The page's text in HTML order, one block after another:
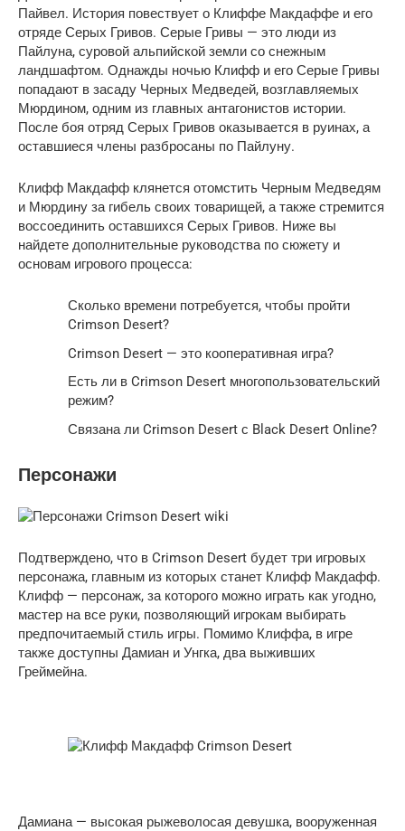
Пайвел. История повествует о Клиффе Макдаффе и его
отряде Серых Гривов. Серые Гривы — это люди из
Пайлуна, суровой альпийской земли со снежным
ландшафтом. Однажды ночью Клифф и его Серые Гривы
попадают в засаду Черных Медведей, возглавляемых
Мюрдином, одним из главных антагонистов истории.
После боя отряд Серых Гривов оказывается в руинах, а
оставшиеся члены разбросаны по Пайлуну.
Клифф Макдафф клянется отомстить Черным Медведям
и Мюрдину за гибель своих товарищей, а также стремится
воссоединить оставшихся Серых Гривов. Ниже вы
найдете дополнительные руководства по сюжету и
основам игрового процесса:
Сколько времени потребуется, чтобы пройти
Crimson Desert?
Crimson Desert — это кооперативная игра?
Есть ли в Crimson Desert многопользовательский
режим?
Связана ли Crimson Desert с Black Desert Online?
Персонажи
Подтверждено, что в Crimson Desert будет три игровых
персонажа, главным из которых станет Клифф Макдафф.
Клифф — персонаж, за которого можно играть как угодно,
мастер на все руки, позволяющий игрокам выбирать
предпочитаемый стиль игры. Помимо Клиффа, в игре
также доступны Дамиан и Унгка, два выживших
Греймейна.
Дамиана — высокая рыжеволосая девушка, вооруженная